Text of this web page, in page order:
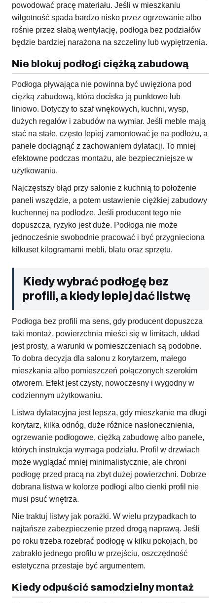
powodować pracę materiału. Jeśli w mieszkaniu
wilgotność spada bardzo nisko przez ogrzewanie albo
rośnie przez słabą wentylację, podłoga bez podziałów
będzie bardziej narażona na szczeliny lub wypiętrzenia.
Nie blokuj podłogi ciężką zabudową
Podłoga pływająca nie powinna być uwięziona pod
ciężką zabudową, która dociska ją punktowo lub
liniowo. Dotyczy to szaf wnękowych, kuchni, wysp,
dużych regałów i zabudów na wymiar. Jeśli meble mają
stać na stałe, często lepiej zamontować je na podłożu, a
panele dociągnąć z zachowaniem dylatacji. To mniej
efektowne podczas montażu, ale bezpieczniejsze w
użytkowaniu.
Najczęstszy błąd przy salonie z kuchnią to położenie
paneli wszędzie, a potem ustawienie ciężkiej zabudowy
kuchennej na podłodze. Jeśli producent tego nie
dopuszcza, ryzyko jest duże. Podłoga nie może
jednocześnie swobodnie pracować i być przygnieciona
kilkuset kilogramami mebli, blatu oraz sprzętu.
Kiedy wybrać podłogę bez
profili, a kiedy lepiej dać listwę
Podłoga bez profili ma sens, gdy producent dopuszcza
taki montaż, powierzchnia mieści się w limitach, układ
jest prosty, a warunki w pomieszczeniach są podobne.
To dobra decyzja dla salonu z korytarzem, małego
mieszkania albo pomieszczeń połączonych szerokim
otworem. Efekt jest czysty, nowoczesny i wygodny w
codziennym użytkowaniu.
Listwa dylatacyjna jest lepsza, gdy mieszkanie ma długi
korytarz, kilka odnóg, duże różnice nasłonecznienia,
ogrzewanie podłogowe, ciężką zabudowę albo panele,
których instrukcja wymaga podziału. Profil w drzwiach
może wyglądać mniej minimalistycznie, ale chroni
podłogę przed pracą na zbyt dużej powierzchni. Dobrze
dobrana listwa w kolorze podłogi albo cienki profil nie
musi psuć wnętrza.
Nie traktuj listwy jak porażki. W wielu przypadkach to
najtańsze zabezpieczenie przed drogą naprawą. Jeśli
po roku trzeba rozebrać podłogę w kilku pokojach, bo
zabrakło jednego profilu w przejściu, oszczędność
estetyczna przestaje być argumentem.
Kiedy odpuścić samodzielny montaż